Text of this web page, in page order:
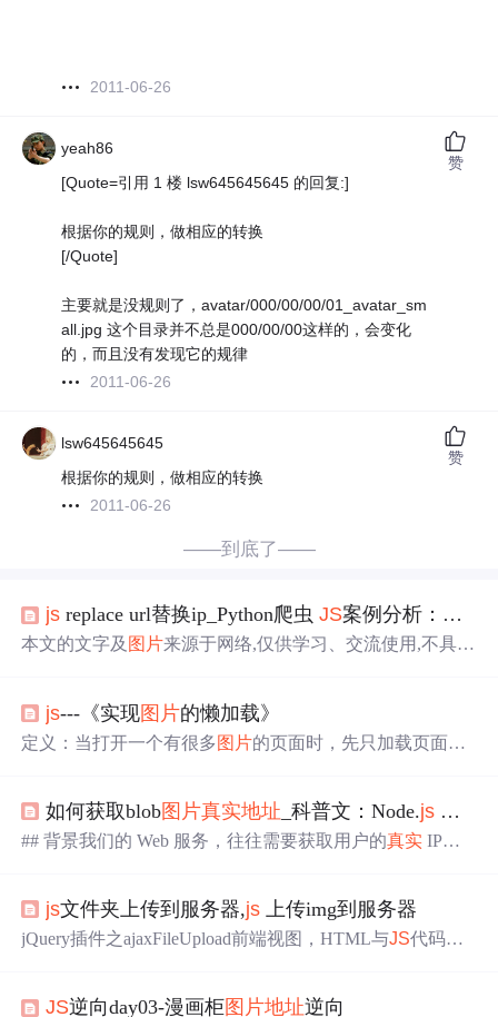
2011-06-26
yeah86
[Quote=引用 1 楼 lsw645645645 的回复:]
根据你的规则，做相应的转换
[/Quote]
主要就是没规则了，avatar/000/00/00/01_avatar_sm
all.jpg 这个目录并不总是000/00/00这样的，会变化
的，而且没有发现它的规律
2011-06-26
赞
lsw645645645
根据你的规则，做相应的转换
2011-06-26
赞
——到底了——
js replace url替换ip_Python爬虫JS案例分析：爬取鬼灭之刃漫
本文的文字及 图片来源于网络,仅供学习、交流使用,不具有
天，来分享一下python图片爬取+简单
画 地址 (这个网站只更新到188话，实际上已经有200多话
js---《实现图片的懒加载》
定义：当打开一个有很多图片的页面时，先只加载页面上
器的压力，增强用户体验 如何实现： 1.设置 图片src属性为
同一张图片，同时自定义一个data-src属性来存储图片的
动改变该区域的图片的src属性为 真实地址
如何获取blob图片真实地址 _科普文：Node.js
## 背景我们的 Web 服务，往往需要获取用户的真实 IP，
ss 属性，通过它可以直接获取到请求的 IP地址。而在 HT
TP 请求中，我们可以通过 request.socket.remoteAddress 访
js文件夹上传到服务器,js 上传img到服务器
jQuery插件之ajaxFileUpload前端视图，HTML与JS代码，
t;script src="/...文章wenvi_wu2015-01-031318浏览量jQuery插
JS逆向day03-漫画柜图片地址逆向